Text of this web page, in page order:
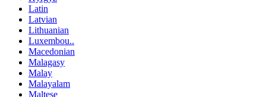
Latin
Latvian
Lithuanian
Luxembou..
Macedonian
Malagasy
Malay
Malayalam
Maltese